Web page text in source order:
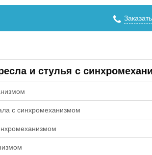
и стулья с
с синхромеханизмом